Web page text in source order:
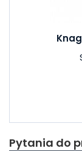
Pytania do